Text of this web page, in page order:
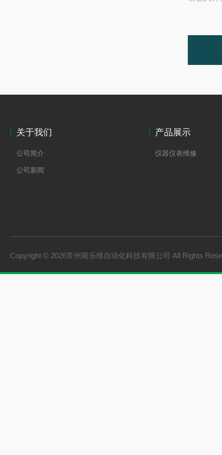
关于我们
公司简介
公司新闻
产品展示
仪器仪表维修
Copyright © 2026常州斯乐维自动化科技有限公司 All Rights